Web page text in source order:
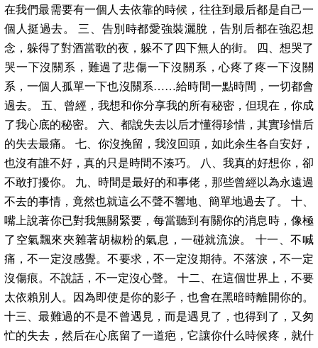
在我們最需要有一個人去依靠的時候，往往到最后都是自己一
個人挺過去。 三、告別時都愛強裝灑脫，告別后都在強忍想
念，躲得了對酒當歌的夜，躲不了四下無人的街。 四、想哭了
哭一下沒關系，難過了悲傷一下沒關系，心疼了疼一下沒關
系，一個人孤單一下也沒關系……給時間一點時間，一切都會
過去。 五、曾經，我想和你分享我的所有秘密，但現在，你成
了我心底的秘密。 六、都說失去以后才懂得珍惜，其實珍惜后
的失去最痛。 七、你沒挽留，我沒回頭，如此余生各自安好，
也沒有誰不好，真的只是時間不湊巧。 八、我真的好想你，卻
不敢打擾你。 九、時間是最好的和事佬，那些曾經以為永遠過
不去的事情，竟然也就這么不聲不響地、簡單地過去了。 十、
嘴上說著你已對我無關緊要，每當聽到有關你的消息時，像極
了空氣飄來夾雜著胡椒粉的氣息，一碰就流淚。 十一、不喊
痛，不一定沒感覺。不要求，不一定沒期待。不落淚，不一定
沒傷痕。不說話，不一定沒心聲。 十二、在這個世界上，不要
太依賴別人。因為即使是你的影子，也會在黑暗時離開你的。
十三、最難過的不是不曾遇見，而是遇見了，也得到了，又匆
忙的失去，然后在心底留了一道疤，它讓你什么時候疼，就什